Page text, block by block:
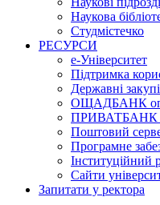
Наукова
Студмістечко
РЕСУРСИ
е-Університет
Підтримка
Державні
ОЩАДБАНК
ПРИВАТБАНК
Поштовий
Програмне
Інституційний
Сайти
Запитати у ректора